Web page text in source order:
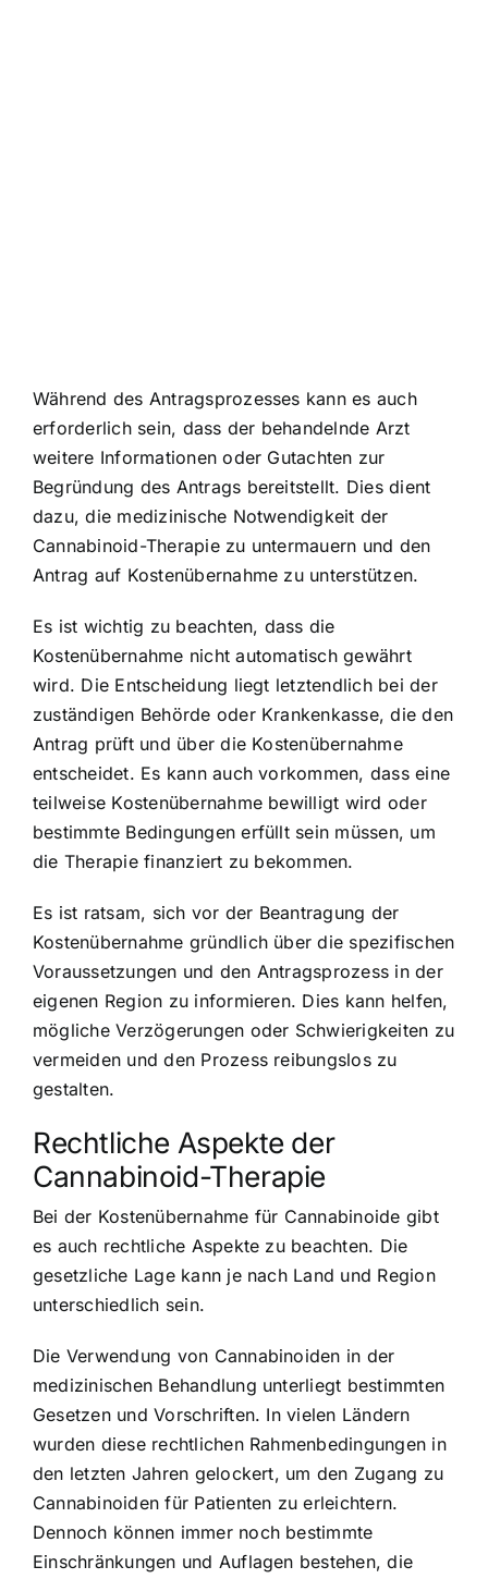
Während des Antragsprozesses kann es auch
erforderlich sein, dass der behandelnde Arzt
weitere Informationen oder Gutachten zur
Begründung des Antrags bereitstellt. Dies dient
dazu, die medizinische Notwendigkeit der
Cannabinoid-Therapie zu untermauern und den
Antrag auf Kostenübernahme zu unterstützen.
Es ist wichtig zu beachten, dass die
Kostenübernahme nicht automatisch gewährt
wird. Die Entscheidung liegt letztendlich bei der
zuständigen Behörde oder Krankenkasse, die den
Antrag prüft und über die Kostenübernahme
entscheidet. Es kann auch vorkommen, dass eine
teilweise Kostenübernahme bewilligt wird oder
bestimmte Bedingungen erfüllt sein müssen, um
die Therapie finanziert zu bekommen.
Es ist ratsam, sich vor der Beantragung der
Kostenübernahme gründlich über die spezifischen
Voraussetzungen und den Antragsprozess in der
eigenen Region zu informieren. Dies kann helfen,
mögliche Verzögerungen oder Schwierigkeiten zu
vermeiden und den Prozess reibungslos zu
gestalten.
Rechtliche Aspekte der
Cannabinoid-Therapie
Bei der Kostenübernahme für Cannabinoide gibt
es auch rechtliche Aspekte zu beachten. Die
gesetzliche Lage kann je nach Land und Region
unterschiedlich sein.
Die Verwendung von Cannabinoiden in der
medizinischen Behandlung unterliegt bestimmten
Gesetzen und Vorschriften. In vielen Ländern
wurden diese rechtlichen Rahmenbedingungen in
den letzten Jahren gelockert, um den Zugang zu
Cannabinoiden für Patienten zu erleichtern.
Dennoch können immer noch bestimmte
Einschränkungen und Auflagen bestehen, die